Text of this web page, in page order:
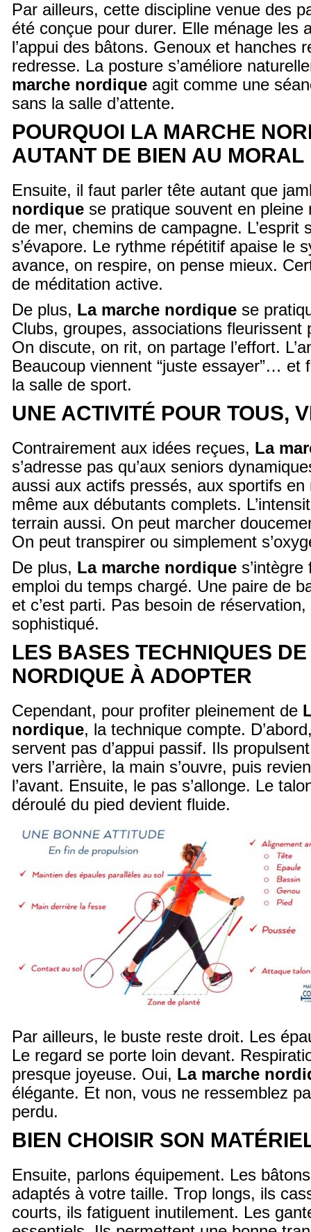
Par ailleurs, cette discipline venue des
été conçue pour durer. Elle ménage les
l’appui des bâtons. Genoux et hanches
redresse. La posture s’améliore
marche nordique agit comme une
sans la salle d’attente.
POURQUOI LA MARCHE
AUTANT DE BIEN AU MORAL
Ensuite, il faut parler tête autant que
nordique se pratique souvent en
de mer, chemins de campagne. L’esprit
s’évapore. Le rythme répétitif apaise le
avance, on respire, on pense mieux.
de méditation active.
De plus, La marche nordique se
Clubs, groupes, associations fleurissent
On discute, on rit, on partage l’effort.
Beaucoup viennent “juste essayer”… et
la salle de sport.
UNE ACTIVITÉ POUR TOUS,
Contrairement aux idées reçues, La
s’adresse pas qu’aux seniors
aussi aux actifs pressés, aux sportifs en
même aux débutants complets.
terrain aussi. On peut marcher
On peut transpirer ou simplement
De plus, La marche nordique
emploi du temps chargé. Une paire de
et c’est parti. Pas besoin de
sophistiqué.
LES BASES TECHNIQUES
NORDIQUE À ADOPTER
Cependant, pour profiter pleinement de
nordique, la technique compte.
servent pas d’appui passif. Ils
vers l’arrière, la main s’ouvre, puis
l’avant. Ensuite, le pas s’allonge. Le
déroulé du pied devient fluide.
Par ailleurs, le buste reste droit. Les
Le regard se porte loin devant.
presque joyeuse. Oui, La marche
élégante. Et non, vous ne ressemblez
perdu.
BIEN CHOISIR SON
Ensuite, parlons équipement. Les
adaptés à votre taille. Trop longs, ils
courts, ils fatiguent inutilement. Les